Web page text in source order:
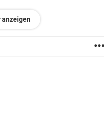
anzeigen